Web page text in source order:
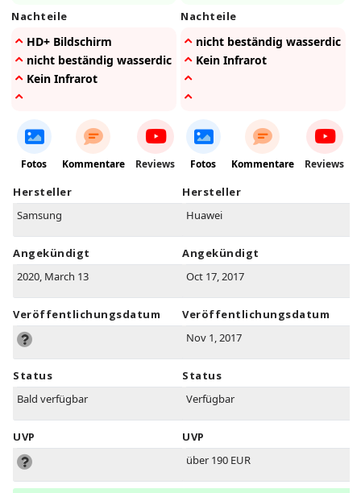
Nachteile
HD+ Bildschirm
nicht beständig wasserdicht
Kein Infrarot
Fotos Kommentare Reviews
Hersteller
Samsung
Angekündigt
2020, March 13
Veröffentlichungsdatum
Status
Bald verfügbar
UVP
Nachteile
nicht beständig wasserdicht
Kein Infrarot
Fotos Kommentare Reviews
Hersteller
Huawei
Angekündigt
Oct 17, 2017
Veröffentlichungsdatum
Nov 1, 2017
Status
Verfügbar
UVP
über 190 EUR